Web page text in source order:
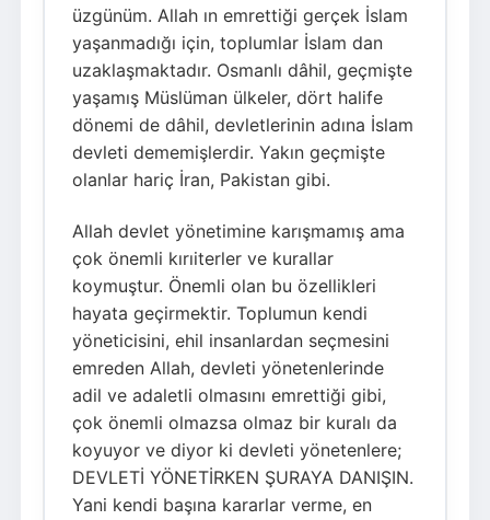
üzgünüm. Allah ın emrettiği gerçek İslam
yaşanmadığı için, toplumlar İslam dan
uzaklaşmaktadır. Osmanlı dâhil, geçmişte
yaşamış Müslüman ülkeler, dört halife
dönemi de dâhil, devletlerinin adına İslam
devleti dememişlerdir. Yakın geçmişte
olanlar hariç İran, Pakistan gibi.
Allah devlet yönetimine karışmamış ama
çok önemli kırıiterler ve kurallar
koymuştur. Önemli olan bu özellikleri
hayata geçirmektir. Toplumun kendi
yöneticisini, ehil insanlardan seçmesini
emreden Allah, devleti yönetenlerinde
adil ve adaletli olmasını emrettiği gibi,
çok önemli olmazsa olmaz bir kuralı da
koyuyor ve diyor ki devleti yönetenlere;
DEVLETİ YÖNETİRKEN ŞURAYA DANIŞIN.
Yani kendi başına kararlar verme, en